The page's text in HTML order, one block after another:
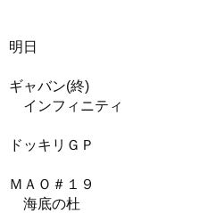
明日
ギャバン(終)
インフィニティ
ドッキリＧＰ
ＭＡＯ＃１９
海底の杜